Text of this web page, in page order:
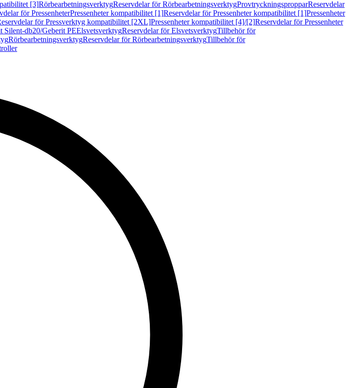
[3]RörbearbetningsverktygReservdelar för RörbearbetningsverktygProvtryckningspropparReservdelar
för PressenheterPressenheter kompatibilitet [1]Reservdelar för Pressenheter kompatibilitet [1]Pressenheter
för Pressverktyg kompatibilitet [2XL]Pressenheter kompatibilitet [4]/[2]Reservdelar för Pressenheter
Silent-db20/Geberit PEElsvetsverktygReservdelar för ElsvetsverktygTillbehör för
RörbearbetningsverktygReservdelar för RörbearbetningsverktygTillbehör för